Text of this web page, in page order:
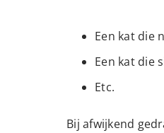
Een kat die
Een kat die
Etc.
Bij afwijkend